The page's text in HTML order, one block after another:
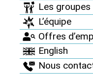
Les groupes
L’équipe
Offres
English
Nous
Sortir